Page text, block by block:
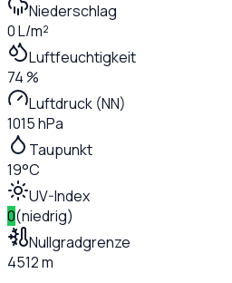
Niederschlag
0 L/m²
Luftfeuchtigkeit
74 %
Luftdruck (NN)
1015 hPa
Taupunkt
19°C
UV-Index
0(niedrig)
Nullgradgrenze
4512 m